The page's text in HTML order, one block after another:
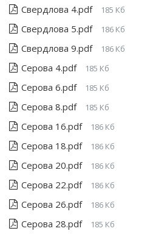
Свердлова 4.pdf 185 Кб
Свердлова 5.pdf 186 Кб
Свердлова 9.pdf 186 Кб
Серова 4.pdf 185 Кб
Серова 6.pdf 185 Кб
Серова 8.pdf 185 Кб
Серова 16.pdf 186 Кб
Серова 18.pdf 186 Кб
Серова 20.pdf 186 Кб
Серова 22.pdf 186 Кб
Серова 26.pdf 186 Кб
Серова 28.pdf 185 Кб